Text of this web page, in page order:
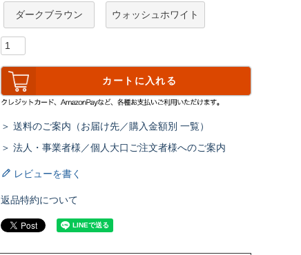
ダークブラウン ウォッシュホワイト
カートに入れる
＞ 送料のご案内（お届け先／購入金額別 一覧）
＞ 法人・事業者様／個人大口ご注文者様へのご案内
レビューを書く
返品特約について